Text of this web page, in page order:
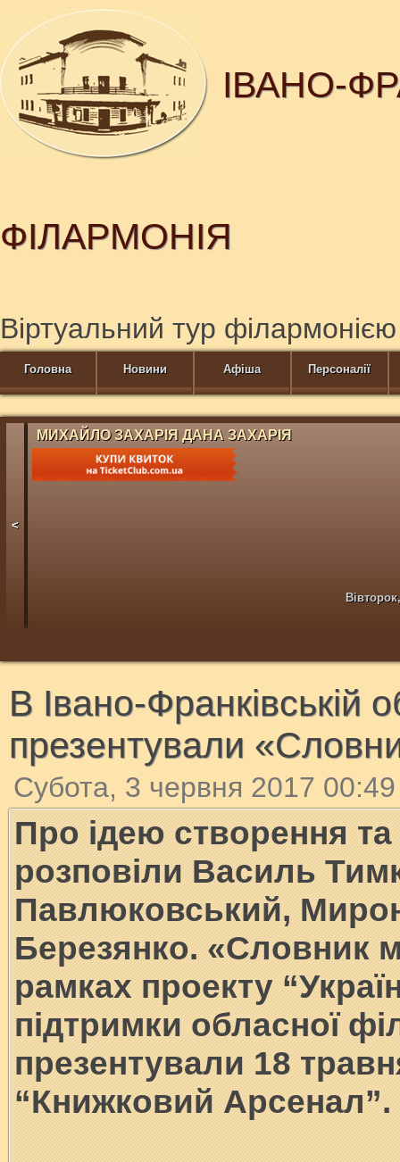
ІВАНО-
ФІЛАРМОНІЯ
Віртуальний тур філармонією
Головна Новини Афіша Персоналії
<
МИХАЙЛО ЗАХАРІЯ ДАНА ЗАХАРІЯ
В Івано-Франківській
презентували
Субота, 3 червня 2017 00:49
Про ідею створення
розповіли Василь
Павлюковський,
Березянко. «Словник
рамках проекту
підтримки обласної
презентували 18
“Книжковий Арсенал”.